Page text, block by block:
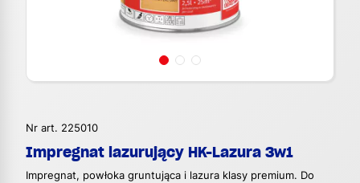
Nr art. 225010
Impregnat lazurujący HK-Lazura 3w1
Impregnat, powłoka gruntująca i lazura klasy premium. Do